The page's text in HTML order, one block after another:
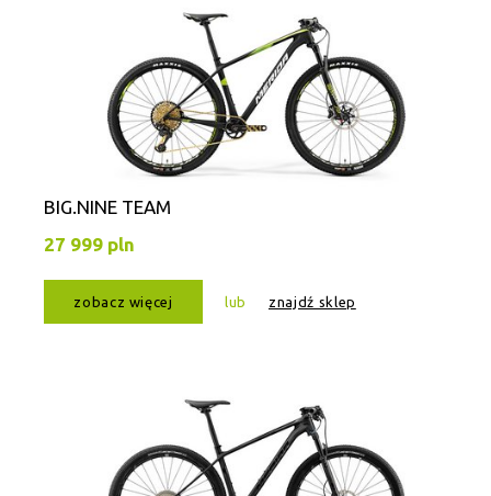
BIG.NINE TEAM
27 999 pln
zobacz więcej lub znajdź sklep